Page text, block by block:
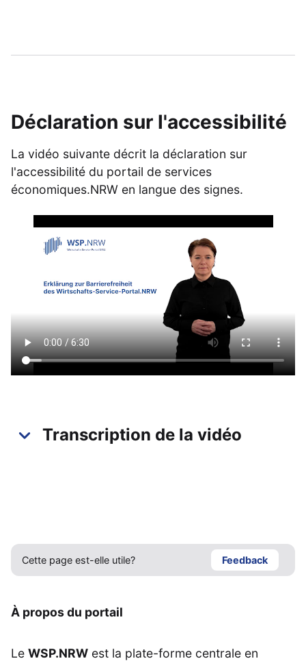
Déclaration sur l'accessibilité
La vidéo suivante décrit la déclaration sur
l'accessibilité du portail de services
économiques.NRW en langue des signes.
Transcription de la vidéo
Cette page est-elle utile? Feedback
À propos du portail
Le WSP.NRW est la plate-forme centrale en